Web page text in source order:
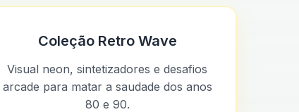
Coleção Retro Wave
Visual neon, sintetizadores e desafios
arcade para matar a saudade dos anos
80 e 90.